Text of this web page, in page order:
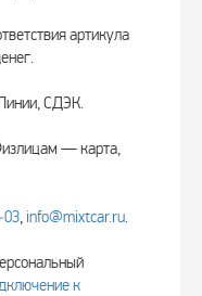
артикула
СДЭК.
— карта,
, info@mixtcar.ru.
к